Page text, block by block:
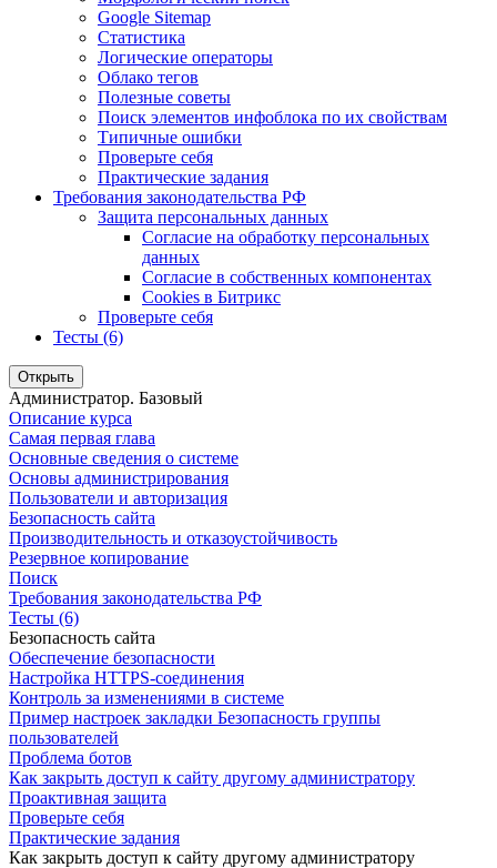
Google Sitemap
Статистика
Логические операторы
Облако тегов
Полезные советы
Поиск элементов инфоблока по их свойствам
Типичные ошибки
Проверьте себя
Практические задания
Требования законодательства РФ
Защита персональных данных
Согласие на обработку персональных
данных
Согласие в собственных компонентах
Cookies в Битрикс
Проверьте себя
Тесты (6)
Открыть
Администратор. Базовый
Описание курса
Самая первая глава
Основные сведения о системе
Основы администрирования
Пользователи и авторизация
Безопасность сайта
Производительность и отказоустойчивость
Резервное копирование
Поиск
Требования законодательства РФ
Тесты (6)
Безопасность сайта
Обеспечение безопасности
Настройка HTTPS-соединения
Контроль за изменениями в системе
Пример настроек закладки Безопасность группы
пользователей
Проблема ботов
Как закрыть доступ к сайту другому администратору
Проактивная защита
Проверьте себя
Практические задания
Как закрыть доступ к сайту другому администратору